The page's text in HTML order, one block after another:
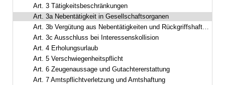
Art. 3 Tätigkeitsbeschränkungen
Art. 3a Nebentätigkeit in Gesellschaftsorganen
Art. 3b Vergütung aus Nebentätigkeiten und Rückgriffshaftung
Art. 3c Ausschluss bei Interessenskollision
Art. 4 Erholungsurlaub
Art. 5 Verschwiegenheitspflicht
Art. 6 Zeugenaussage und Gutachtererstattung
Art. 7 Amtspflichtverletzung und Amtshaftung